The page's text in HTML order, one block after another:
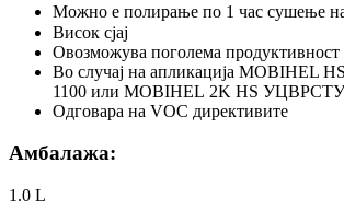
Можно е полирање по 1 час сушење
Висок сјај
Овозможува поголема продуктивност
Во случај на апликација MOBIHEL
1100 или MOBIHEL 2K HS
Одговара на VOC директивите
Амбалажа:
1.0 L